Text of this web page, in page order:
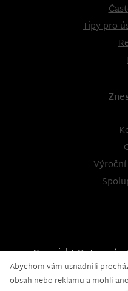
Tipy pro
Výroční
Copyright ©
Abychom vám usnadnili
obsah nebo reklamu a mohli